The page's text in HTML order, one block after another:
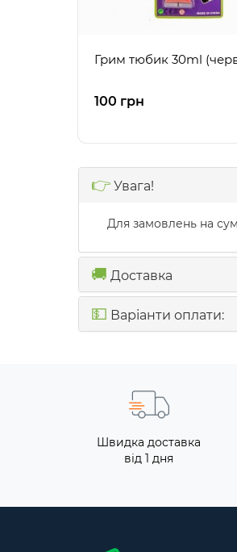
Грим тюбик 30ml
100 грн
👉 Увага!
Для замовлень на
🚚 Доставка
💵 Варіанти оплати:
Швидка доставка
від 1 дня